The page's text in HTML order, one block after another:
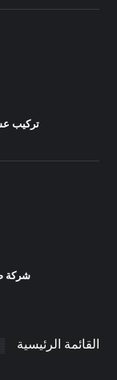
تركيب عشب
شركة
القائمة الرئيسية